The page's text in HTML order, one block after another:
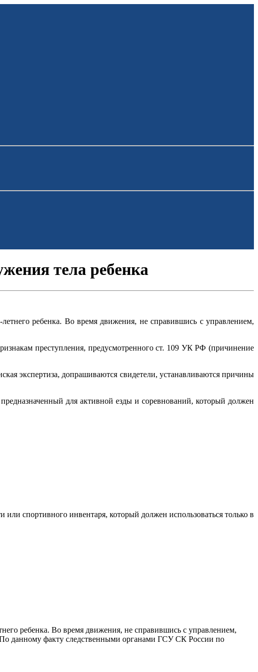
тела ребенка
ребенка. Во время движения, не справившись с управлением,
преступления, предусмотренного ст. 109 УК РФ (причинение
экспертиза, допрашиваются свидетели, устанавливаются причины
для активной езды и соревнований, который должен
спортивного инвентаря, который должен использоваться только в
ребенка. Во время движения, не справившись с управлением,
По данному факту следственными органами ГСУ СК России по